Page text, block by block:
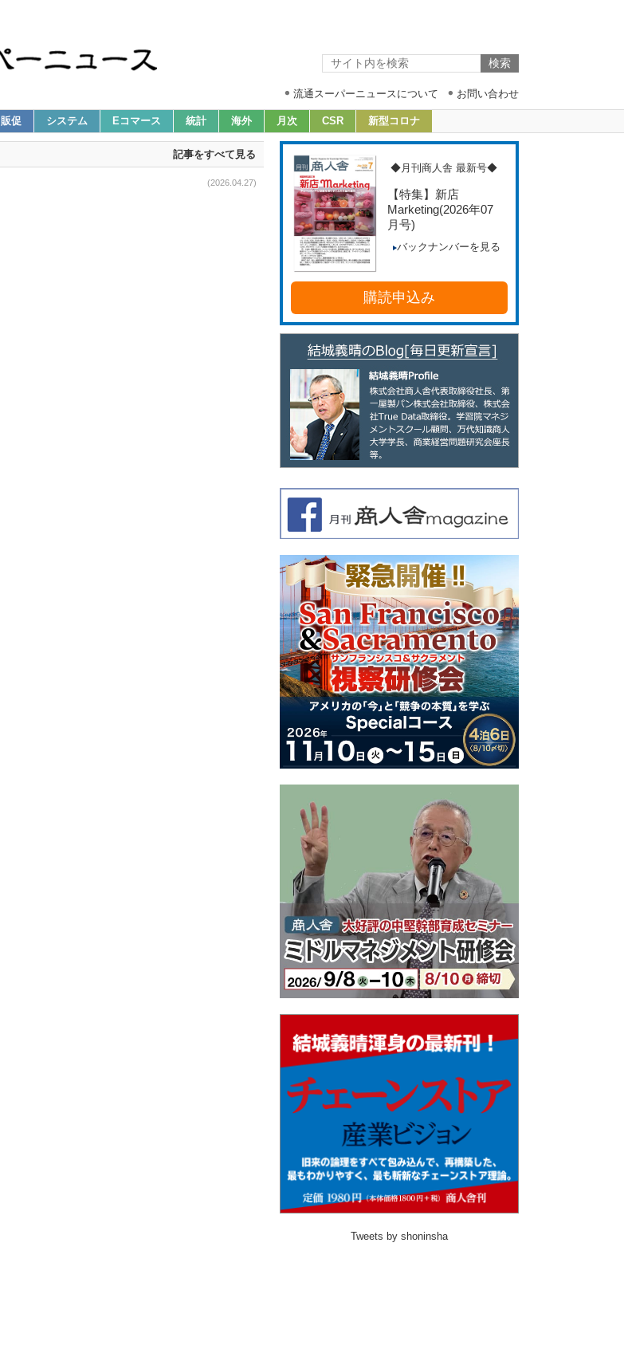
流通スーパーニュースについて お問い合わせ
販促 システム Eコマース 統計 海外 月次 CSR 新型コロナ
記事をすべて見る
(2026.04.27)
◆月刊商人舎 最新号◆
【特集】新店
Marketing(2026年07
月号)
バックナンバーを見る
購読申込み
Tweets by shoninsha